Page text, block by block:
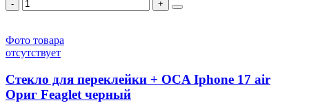
-
+
Фото товара
отсутствует
Стекло для переклейки + OCA Iphone 17 air
Ориг Feaglet черный